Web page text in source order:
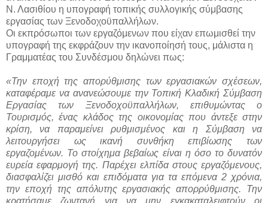
Ν. Λασιθίου η υπογραφή τοπικής συλλογικής σύμβασης
εργασίας των Ξενοδοχοϋπαλλήλων.
Οι εκπρόσωποι των εργαζόμενων που είχαν επωμισθεί την
υπογραφή της εκφράζουν την ικανοποίησή τους, μάλιστα η
Γραμματέας του Συνδέσμου δηλώνει πως:
«Την εποχή της απορύθμισης των εργασιακών σχέσεων,
καταφέραμε να ανανεώσουμε την Τοπική Κλαδική Σύμβαση
Εργασίας των Ξενοδοχοϋπαλλήλων, επιθυμώντας ο
Τουρισμός, ένας κλάδος της οικονομίας που άντεξε στην
κρίση, να παραμείνει ρυθμισμένος και η Σύμβαση να
λειτουργήσει ως ικανή συνθήκη επιβίωσης των
εργαζομένων. Το στοίχημα βεβαίως είναι η όσο το δυνατόν
ευρεία εφαρμογή της. Παρέχει ελπίδα στους εργαζόμενους,
διασφαλίζει μισθό και επιδόματα για τα επόμενα 2 χρόνια,
την εποχή της απόλυτης εργασιακής απορρύθμισης. Την